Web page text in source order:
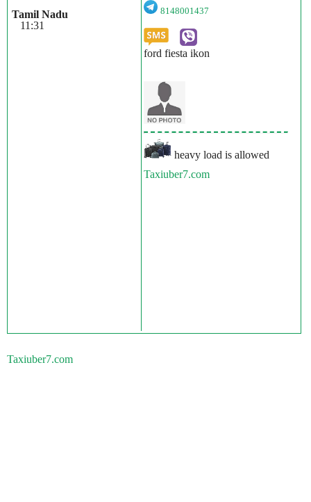
Tamil Nadu
11:31
8148001437
ford fiesta ikon
heavy load is allowed
Taxiuber7.com
Taxiuber7.com